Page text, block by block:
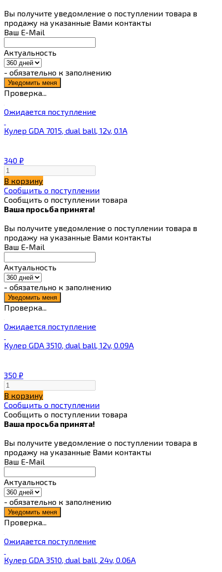
Вы получите уведомление о поступлении товара в
продажу на указанные Вами контакты
Ваш E-Mail
Актуальность
- обязательно к заполнению
Проверка...
Ожидается поступление
Кулер GDA 7015, dual ball, 12v, 0.1A
340 ₽
В корзину
Сообщить о поступлении
Сообщить о поступлении товара
Ваша просьба принята!
Вы получите уведомление о поступлении товара в
продажу на указанные Вами контакты
Ваш E-Mail
Актуальность
- обязательно к заполнению
Проверка...
Ожидается поступление
Кулер GDA 3510, dual ball, 12v, 0.09A
350 ₽
В корзину
Сообщить о поступлении
Сообщить о поступлении товара
Ваша просьба принята!
Вы получите уведомление о поступлении товара в
продажу на указанные Вами контакты
Ваш E-Mail
Актуальность
- обязательно к заполнению
Проверка...
Ожидается поступление
Кулер GDA 3510, dual ball, 24v, 0.06A